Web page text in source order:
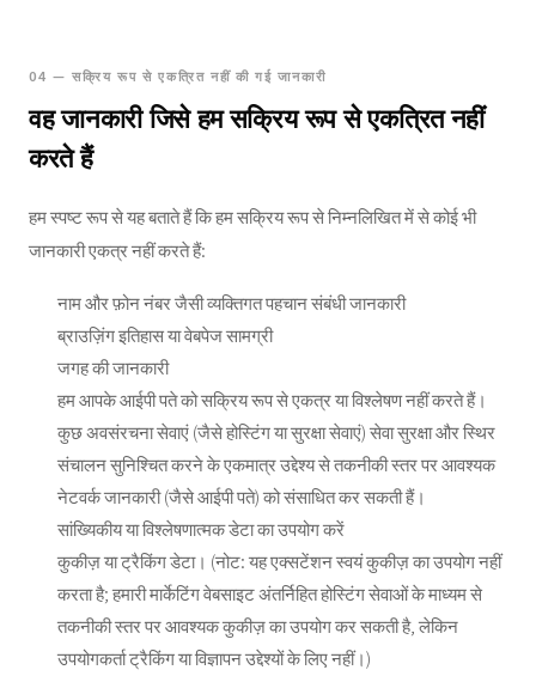
04 — सक्रिय रूप से एकत्रित नहीं की गई जानकारी
वह जानकारी जिसे हम सक्रिय रूप से एकत्रित नहीं
करते हैं
हम स्पष्ट रूप से यह बताते हैं कि हम सक्रिय रूप से निम्नलिखित में से कोई भी
जानकारी एकत्र नहीं करते हैं:
नाम और फ़ोन नंबर जैसी व्यक्तिगत पहचान संबंधी जानकारी
ब्राउज़िंग इतिहास या वेबपेज सामग्री
जगह की जानकारी
हम आपके आईपी पते को सक्रिय रूप से एकत्र या विश्लेषण नहीं करते हैं।
कुछ अवसंरचना सेवाएं (जैसे होस्टिंग या सुरक्षा सेवाएं) सेवा सुरक्षा और स्थिर
संचालन सुनिश्चित करने के एकमात्र उद्देश्य से तकनीकी स्तर पर आवश्यक
नेटवर्क जानकारी (जैसे आईपी पते) को संसाधित कर सकती हैं।
सांख्यिकीय या विश्लेषणात्मक डेटा का उपयोग करें
कुकीज़ या ट्रैकिंग डेटा। (नोट: यह एक्सटेंशन स्वयं कुकीज़ का उपयोग नहीं
करता है; हमारी मार्केटिंग वेबसाइट अंतर्निहित होस्टिंग सेवाओं के माध्यम से
तकनीकी स्तर पर आवश्यक कुकीज़ का उपयोग कर सकती है, लेकिन
उपयोगकर्ता ट्रैकिंग या विज्ञापन उद्देश्यों के लिए नहीं।)